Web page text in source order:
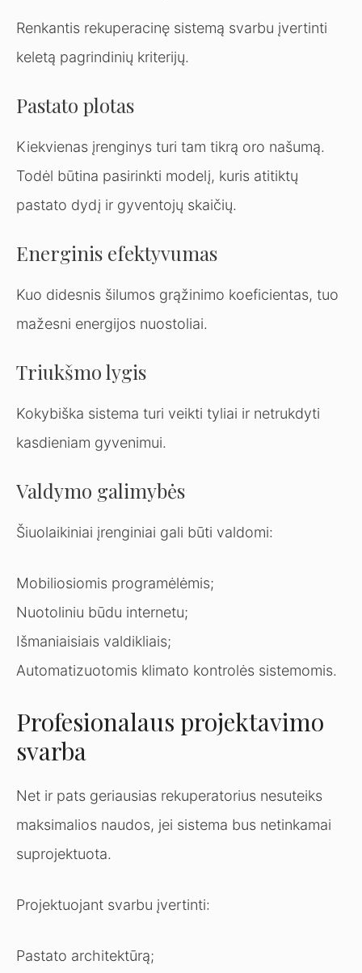
Renkantis rekuperacinę sistemą svarbu įvertinti
keletą pagrindinių kriterijų.
Pastato plotas
Kiekvienas įrenginys turi tam tikrą oro našumą.
Todėl būtina pasirinkti modelį, kuris atitiktų
pastato dydį ir gyventojų skaičių.
Energinis efektyvumas
Kuo didesnis šilumos grąžinimo koeficientas, tuo
mažesni energijos nuostoliai.
Triukšmo lygis
Kokybiška sistema turi veikti tyliai ir netrukdyti
kasdieniam gyvenimui.
Valdymo galimybės
Šiuolaikiniai įrenginiai gali būti valdomi:
Mobiliosiomis programėlėmis;
Nuotoliniu būdu internetu;
Išmaniaisiais valdikliais;
Automatizuotomis klimato kontrolės sistemomis.
Profesionalaus projektavimo
svarba
Net ir pats geriausias rekuperatorius nesuteiks
maksimalios naudos, jei sistema bus netinkamai
suprojektuota.
Projektuojant svarbu įvertinti:
Pastato architektūrą;